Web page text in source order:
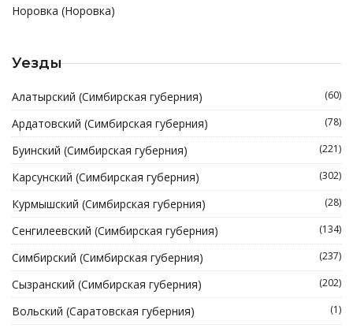
Норовка (Норовка)
Уезды
Алатырский (Симбирская губерния) (60)
Ардатовский (Симбирская губерния) (78)
Буинский (Симбирская губерния) (221)
Карсунский (Симбирская губерния) (302)
Курмышский (Симбирская губерния) (28)
Сенгилеевский (Симбирская губерния) (134)
Симбирский (Симбирская губерния) (237)
Сызранский (Симбирская губерния) (202)
Вольский (Саратовская губерния) (1)